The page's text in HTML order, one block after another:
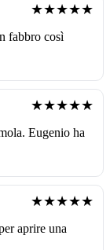
★★★★★
fabbro così
★★★★★
Eugenio ha
★★★★★
aprire una